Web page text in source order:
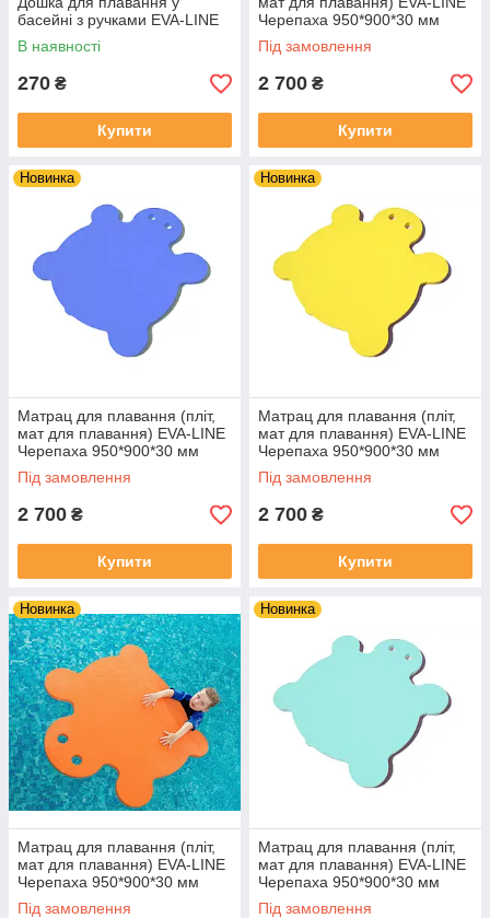
басейні з ручками EVA-LINE
В наявності
270 ₴
Купити
Черепаха 950*900*30 мм
червоний
Під замовлення
2 700 ₴
Купити
Новинка
Матрац для плавання (пліт,
мат для плавання) EVA-LINE
Черепаха 950*900*30 мм
синій
Під замовлення
2 700 ₴
Купити
Новинка
Матрац для плавання (пліт,
мат для плавання) EVA-LINE
Черепаха 950*900*30 мм
Жовтий
Під замовлення
2 700 ₴
Купити
Новинка
Матрац для плавання (пліт,
мат для плавання) EVA-LINE
Черепаха 950*900*30 мм
Помаранчевий
Під замовлення
Новинка
Матрац для плавання (пліт,
мат для плавання) EVA-LINE
Черепаха 950*900*30 мм
бірюзовий
Під замовлення